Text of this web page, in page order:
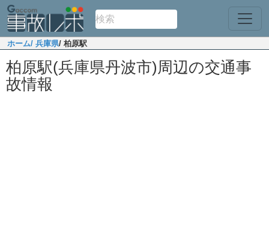
ホーム/ 兵庫県/ 柏原駅
柏原駅(兵庫県丹波市)周辺の交通事
故情報